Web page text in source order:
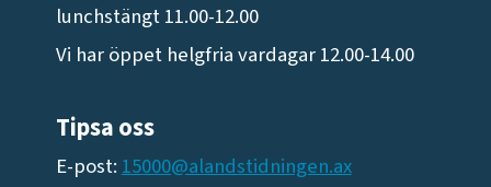
lunchstängt 11.00-12.00
Vi har öppet helgfria vardagar 12.00-14.00
Tipsa oss
E-post: 15000@alandstidningen.ax